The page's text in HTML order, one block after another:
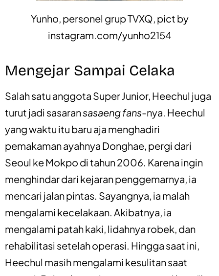
Yunho, personel grup TVXQ, pict by
instagram.com/yunho2154
Mengejar Sampai Celaka
Salah satu anggota Super Junior, Heechul juga
turut jadi sasaransasaeng fans-nya. Heechul
yang waktu itu baru aja menghadiri
pemakaman ayahnya Donghae, pergi dari
Seoul ke Mokpo di tahun 2006. Karena ingin
menghindar dari kejaran penggemarnya, ia
mencari jalan pintas. Sayangnya, ia malah
mengalami kecelakaan. Akibatnya, ia
mengalami patah kaki, lidahnya robek, dan
rehabilitasi setelah operasi. Hingga saat ini,
Heechul masih mengalami kesulitan saat